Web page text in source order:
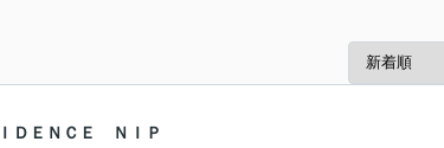
ＤＥＮＣＥ ＮＩＰ